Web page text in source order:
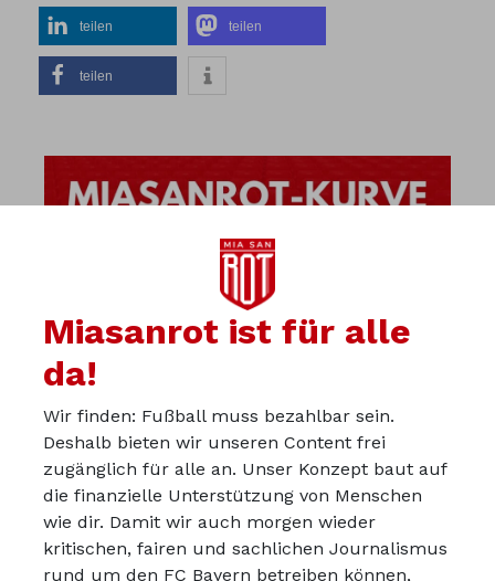
teilen teilen
teilen
Über uns
Miasanrot ist für alle
da!
Wir finden: Fußball muss bezahlbar sein.
Deshalb bieten wir unseren Content frei
zugänglich für alle an. Unser Konzept baut auf
die finanzielle Unterstützung von Menschen
wie dir. Damit wir auch morgen wieder
kritischen, fairen und sachlichen Journalismus
rund um den FC Bayern betreiben können,